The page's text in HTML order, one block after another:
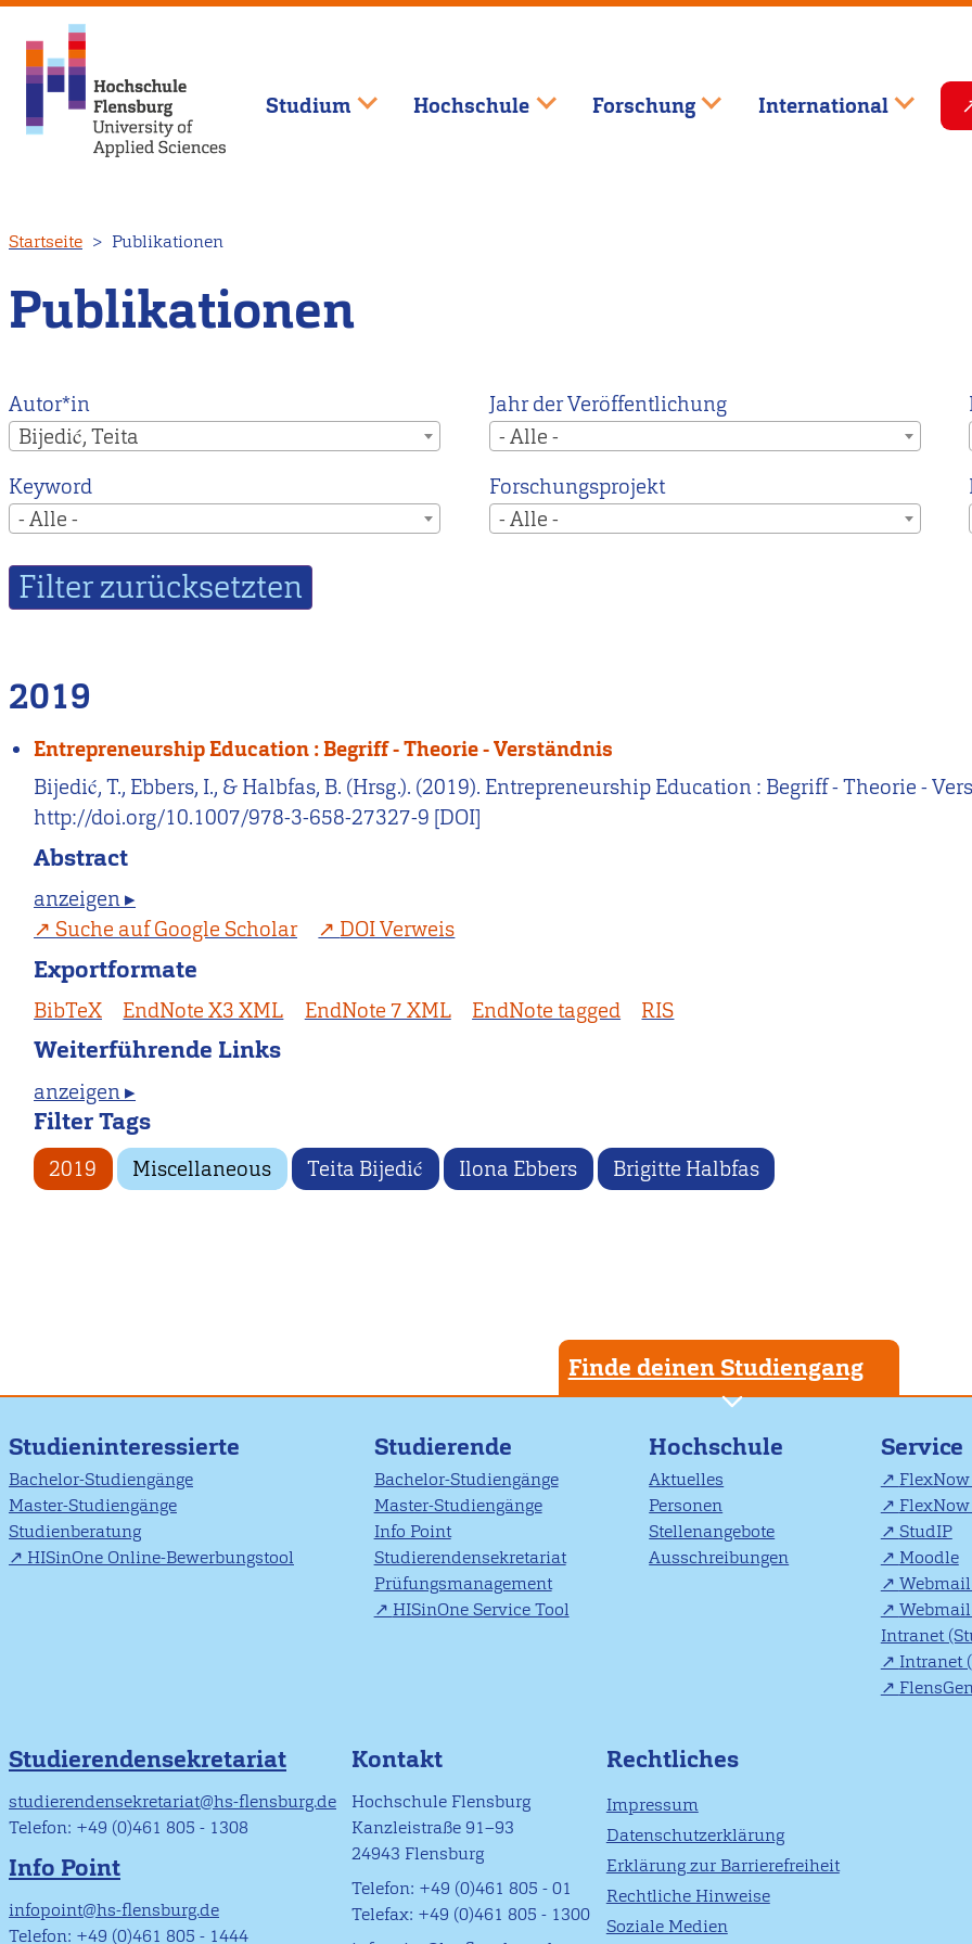
zum
Inhalt
Studium Hochschule Forschung International
Startseite Publikationen
Publikationen
Autor*in
Bijedić, Teita
Jahr der Veröffentlichung
- Alle -
Keyword
- Alle -
Forschungsprojekt
- Alle -
2019
Entrepreneurship Education : Begriff - Theorie - Verständnis
Bijedić, T., Ebbers, I., & Halbfas, B. (Hrsg.). (2019). Entrepreneurship Education : Begriff - Theorie -
http://doi.org/10.1007/978-3-658-27327-9 [DOI]
Abstract
anzeigen ▸
Suche auf Google Scholar
DOI Verweis
Exportformate
BibTeX EndNote X3 XML EndNote 7 XML EndNote tagged RIS
Weiterführende Links
anzeigen ▸
Filter Tags
2019 Miscellaneous Teita Bijedić Ilona Ebbers Brigitte Halbfas
Finde deinen Studiengang
Studieninteressierte
Bachelor-Studiengänge
Master-Studiengänge
Studienberatung
HISinOne Online-Bewerbungstool
Studierende
Bachelor-Studiengänge
Master-Studiengänge
Info Point
Studierendensekretariat
Prüfungsmanagement
HISinOne Service Tool
Hochschule
Aktuelles
Personen
Stellenangebote
Ausschreibungen
Service
StudIP
Moodle
Intranet
Intranet
Studierendensekretariat
studierendensekretariat@hs-flensburg.de
Telefon: +49 (0)461 805 - 1308
Info Point
infopoint@hs-flensburg.de
Telefon: +49 (0)461 805 - 1444
Kontakt
Hochschule Flensburg
Kanzleistraße 91–93
24943 Flensburg
Telefon: +49 (0)461 805 - 01
Telefax: +49 (0)461 805 - 1300
Rechtliches
Impressum
Datenschutzerklärung
Erklärung zur Barrierefreiheit
Rechtliche Hinweise
Soziale Medien